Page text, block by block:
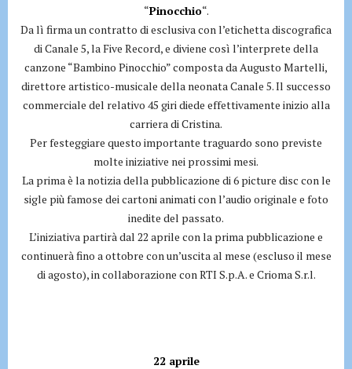
“Pinocchio“.
Da lì firma un contratto di esclusiva con l’etichetta discografica
di Canale 5, la Five Record, e diviene così l’interprete della
canzone “Bambino Pinocchio” composta da Augusto Martelli,
direttore artistico-musicale della neonata Canale 5. Il successo
commerciale del relativo 45 giri diede effettivamente inizio alla
carriera di Cristina.
Per festeggiare questo importante traguardo sono previste
molte iniziative nei prossimi mesi.
La prima è la notizia della pubblicazione di 6 picture disc con le
sigle più famose dei cartoni animati con l’audio originale e foto
inedite del passato.
L’iniziativa partirà dal 22 aprile con la prima pubblicazione e
continuerà fino a ottobre con un’uscita al mese (escluso il mese
di agosto), in collaborazione con RTI S.p.A. e Crioma S.r.l.
22 aprile